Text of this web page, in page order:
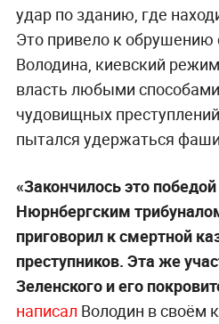
удар по зданию, где
Это привело к обрушению
Володина, киевский
власть любыми
чудовищных
пытался удержаться
«Закончилось это
Нюрнбергским
приговорил к смертной
преступников. Эта же
Зеленского и его
написал Володин в своём